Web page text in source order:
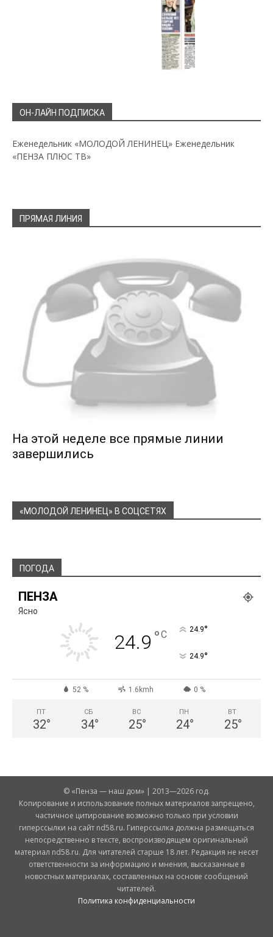
ОН-ЛАЙН ПОДПИСКА
Еженедельник «МОЛОДОЙ ЛЕНИНЕЦ» Еженедельник
«ПЕНЗА ПЛЮС ТВ»
ПРЯМАЯ ЛИНИЯ
На этой неделе все прямые линии
завершились
«МОЛОДОЙ ЛЕНИНЕЦ» В СОЦСЕТЯХ
ПОГОДА
ПЕНЗА
Ясно
24.9 °C 24.9°
24.9°
52 % 1.6kmh 0 %
ПТ
32°
СБ
34°
ВС
25°
ПН
24°
ВТ
25°
© «Пенза — наш дом» | 2013—2026 год.
Копирование и использование полных материалов запрещено,
частичное цитирование возможно только при условии
гиперссылки на сайт nd58.ru. Гиперссылка должна размещаться
непосредственно в тексте, воспроизводящем оригинальный
материал nd58.ru. Для читателей старше 18 лет. Редакция не несет
ответственности за информацию и мнения, высказанные в
новостных материалах, составленных на основе сообщений
читателей.
Политика конфиденциальности